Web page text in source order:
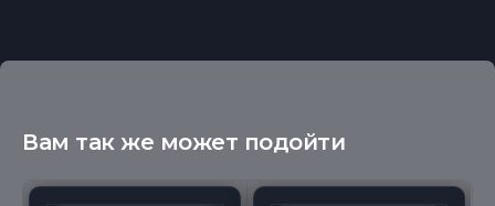
Вам так же может подойти